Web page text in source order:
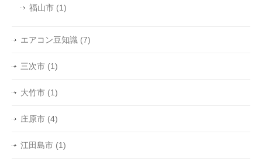
福山市 (1)
エアコン豆知識 (7)
三次市 (1)
大竹市 (1)
庄原市 (4)
江田島市 (1)